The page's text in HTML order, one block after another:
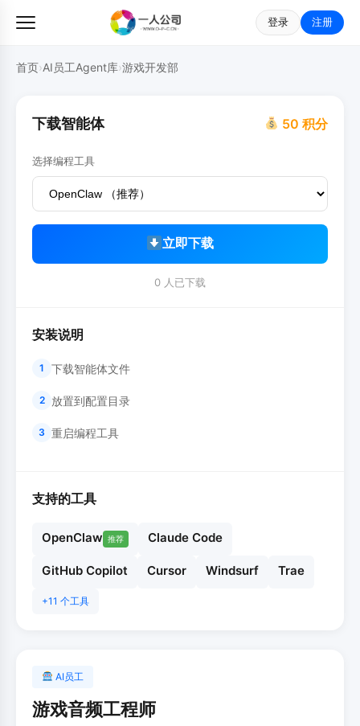
登录 注册
首页›AI员工Agent库›游戏开发部
AI员工
游戏音频工程师
下载智能体 50 积分
选择编程工具
立即下载
0 人已下载
安装说明
1 下载智能体文件
2 放置到配置目录
3 重启编程工具
支持的工具
OpenClaw 推荐 Claude Code
GitHub Copilot Cursor Windsurf Trae
+11 个工具